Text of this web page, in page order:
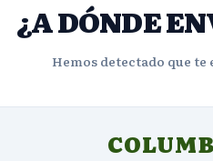
estrellas
estrellas
estrellas
¿A DÓNDE
Hemos detectado que te